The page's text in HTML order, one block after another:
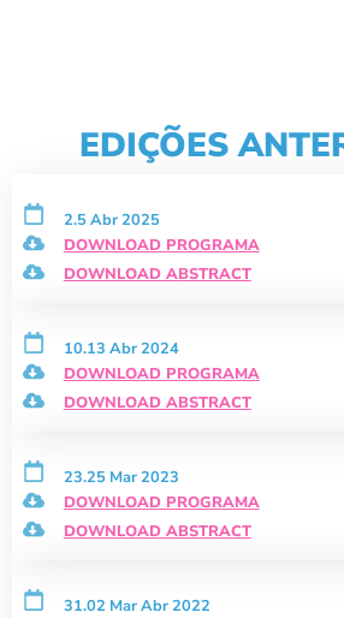
EDIÇÕES
2.5 Abr 2025
DOWNLOAD PROGRAMA
DOWNLOAD ABSTRACT
10.13 Abr 2024
DOWNLOAD PROGRAMA
DOWNLOAD ABSTRACT
23.25 Mar 2023
DOWNLOAD PROGRAMA
DOWNLOAD ABSTRACT
31.02 Mar Abr 2022